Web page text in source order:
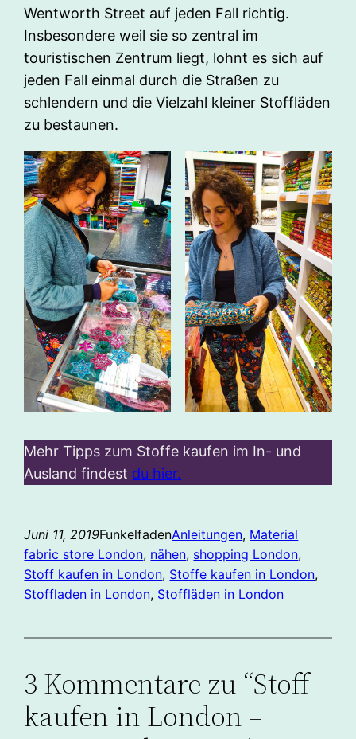
Wentworth Street auf jeden Fall richtig.
Insbesondere weil sie so zentral im
touristischen Zentrum liegt, lohnt es sich auf
jeden Fall einmal durch die Straßen zu
schlendern und die Vielzahl kleiner Stoffläden
zu bestaunen.
Mehr Tipps zum Stoffe kaufen im In- und
Ausland findest du hier.
Juni 11, 2019FunkelfadenAnleitungen, Material
fabric store London, nähen, shopping London
Stoff kaufen in London, Stoffe kaufen in London
Stoffladen in London, Stoffläden in London
3 Kommentare zu “Stoff
kaufen in London –